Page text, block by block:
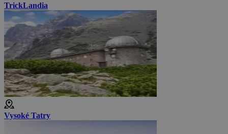
TrickLandia
Vysoké Tatry